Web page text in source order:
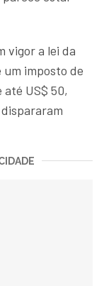
vigor a lei da
um imposto de
US$ 50,